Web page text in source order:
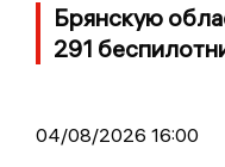
Брянскую
291
04/08/2026 16:00